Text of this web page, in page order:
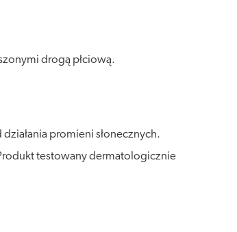
drogą płciową.
promieni słonecznych.
testowany dermatologicznie